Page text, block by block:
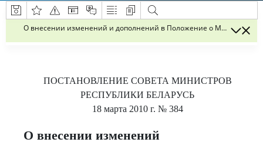
О внесении изменений и дополнений в Положение о
ПОСТАНОВЛЕНИЕ СОВЕТА МИНИСТРОВ
РЕСПУБЛИКИ БЕЛАРУСЬ
18 марта 2010 г. № 384
О внесении изменений